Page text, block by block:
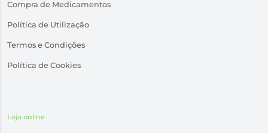
Compra de Medicamentos
Política de Utilização
Termos e Condições
Política de Cookies
Loja online